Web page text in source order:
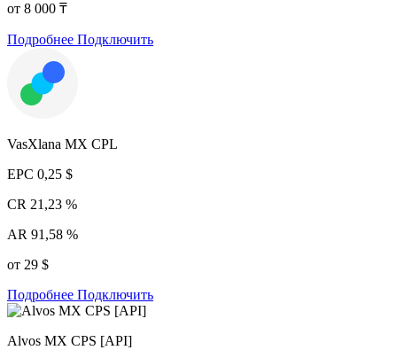
от 8 000 ₸
Подробнее Подключить
VasXlana MX CPL
EPC 0,25 $
CR 21,23 %
AR 91,58 %
от 29 $
Подробнее Подключить
Alvos MX CPS [API]